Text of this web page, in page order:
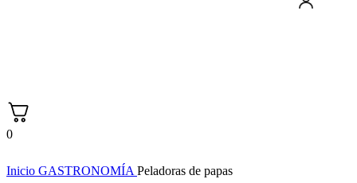
0
Inicio GASTRONOMÍA Peladoras de papas